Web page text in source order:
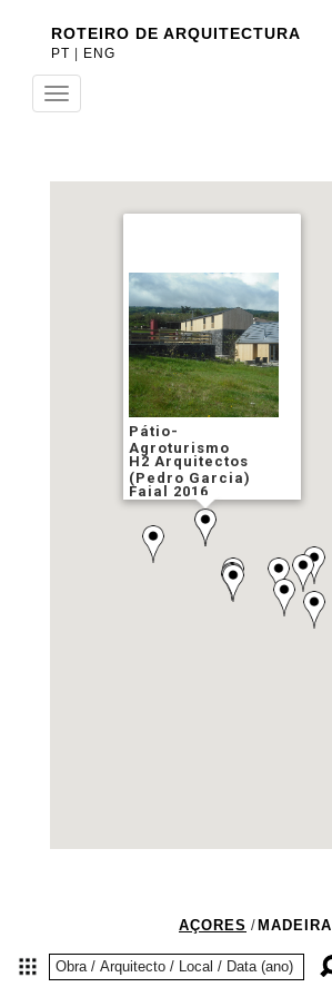
ROTEIRO DE ARQUITECTURA
PT ENG
Toggle
navigation
Pátio-
Agroturismo
H2 Arquitectos
(Pedro Garcia)
Faial 2016
MADEIRA
/
AÇORES